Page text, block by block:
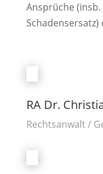
Ansprüche
Schadensersatz)
RA Dr.
Rechtsanwalt /